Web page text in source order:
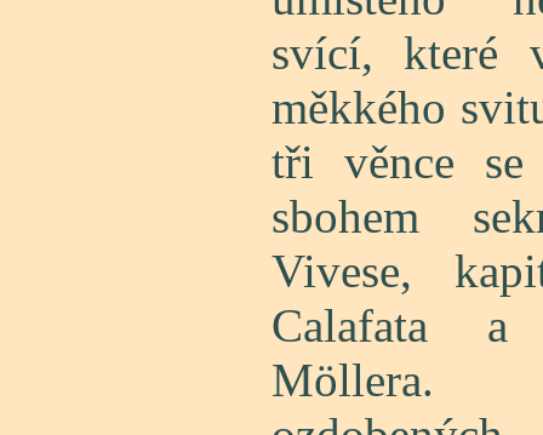
svící, které
měkkého
tři věnce se
sbohem
Vivese,
Calafata a
Möllera.